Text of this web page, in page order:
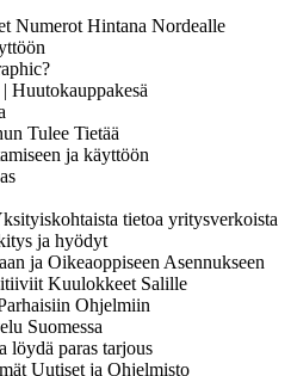
Numerot Hintana Nordealle
Huutokauppakesä
Tulee Tietää
ja käyttöön
tietoa yritysverkoista
ja hyödyt
ja Oikeaoppiseen Asennukseen
Kuulokkeet Salille
Ohjelmiin
Suomessa
löydä paras tarjous
Uutiset ja Ohjelmisto